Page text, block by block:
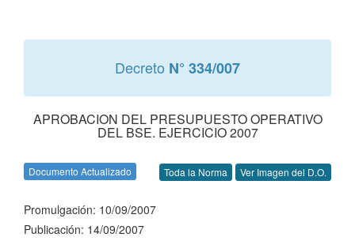
Decreto N° 334/007
APROBACION DEL PRESUPUESTO OPERATIVO
DEL BSE. EJERCICIO 2007
Documento Actualizado Toda la Norma Ver Imagen del D.O.
Promulgación: 10/09/2007
Publicación: 14/09/2007